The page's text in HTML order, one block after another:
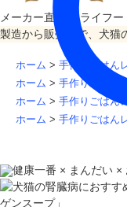
メーカー直売 ドライフー
製造から販売まで、犬猫
ホーム > 手作りごはん
ホーム > 手作りごはん
ホーム > 手作りごはん
ホーム > 手作りごはん
健康一番 × まんだい ×